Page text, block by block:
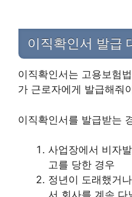
이직확인서 발급
이직확인서는 고용보험
가 근로자에게 발급해줘
이직확인서를 발급받는
사업장에서 비자
고를 당한 경우
정년이 도래했거